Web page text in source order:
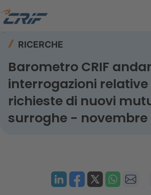
RICERCHE
Barometro CRIF
interrogazioni relative
richieste di nuovi
surroghe - novembre